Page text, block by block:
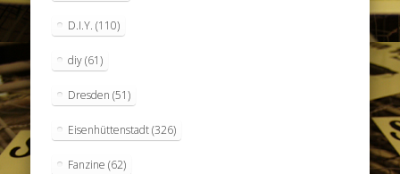
D.I.Y. (110)
diy(61)
Dresden (51)
Eisenhüttenstadt(326)
Fanzine (62)